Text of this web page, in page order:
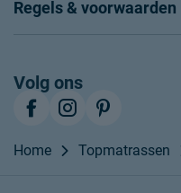
Regels & voorwaarden
Volg ons
Home Topmatrassen